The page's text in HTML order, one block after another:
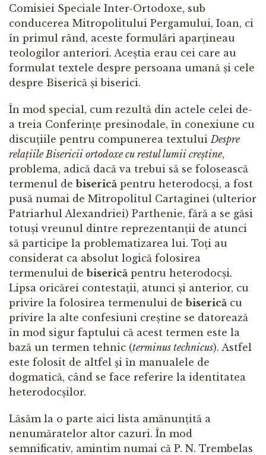
Comisiei Speciale Inter-Ortodoxe, sub
conducerea Mitropolitului Pergamului, Ioan, ci
în primul rând, aceste formulări aparțineau
teologilor anteriori. Aceștia erau cei care au
formulat textele despre persoana umană și cele
despre Biserică și biserici.
În mod special, cum rezultă din actele celei de-
a treia Conferințe presinodale, în conexiune cu
discuțiile pentru compunerea textuluiDespre
relațiile Bisericii ortodoxe cu restul lumii creștine,
problema, adică dacă va trebui să se folosească
termenul debiserică pentru heterodocși, a fost
pusă numai de Mitropolitul Cartaginei (ulterior
Patriarhul Alexandriei) Parthenie, fără a se găsi
totuși vreunul dintre reprezentanții de atunci
să participe la problematizarea lui. Toți au
considerat ca absolut logică folosirea
termenului debiserică pentru heterodocși.
Lipsa oricărei contestații, atunci și anterior, cu
privire la folosirea termenului debiserică cu
privire la alte confesiuni creștine se datorează
în mod sigur faptului că acest termen este la
bază un termen tehnic (terminus technicus). Astfel
este folosit de altfel și în manualele de
dogmatică, când se face referire la identitatea
heterodocșilor.
Lăsăm la o parte aici lista amănunțită a
nenumăratelor altor cazuri. În mod
semnificativ, amintim numai că P. N. Trembelas